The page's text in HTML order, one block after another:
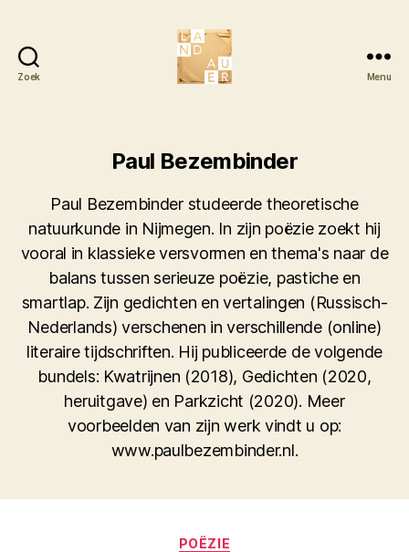
Zoek Menu
Paul Bezembinder
Paul Bezembinder studeerde theoretische
natuurkunde in Nijmegen. In zijn poëzie zoekt hij
vooral in klassieke versvormen en thema's naar de
balans tussen serieuze poëzie, pastiche en
smartlap. Zijn gedichten en vertalingen (Russisch-
Nederlands) verschenen in verschillende (online)
literaire tijdschriften. Hij publiceerde de volgende
bundels: Kwatrijnen (2018), Gedichten (2020,
heruitgave) en Parkzicht (2020). Meer
voorbeelden van zijn werk vindt u op:
www.paulbezembinder.nl.
Categorieën
POËZIE